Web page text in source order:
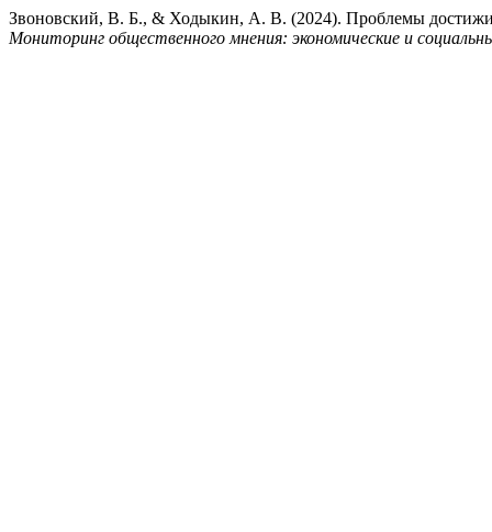
Звоновский, В. Б., & Ходыкин, А. В. (2024). Проблемы
Мониторинг общественного мнения: экономические и